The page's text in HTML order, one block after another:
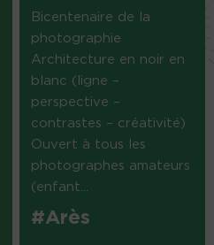
Bicentenaire de la
photographie
Architecture en noir en
blanc (ligne –
perspective –
contrastes – créativité)
Ouvert à tous les
photographes amateurs
(enfant...
#Arès